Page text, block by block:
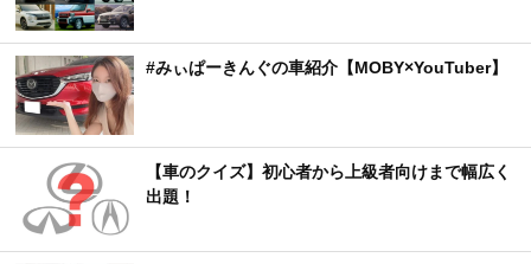
#みぃぱーきんぐの車紹介【MOBY×YouTuber】
【車のクイズ】初心者から上級者向けまで幅広く
出題！